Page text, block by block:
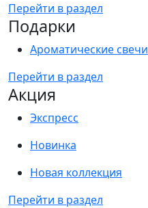
Перейти в раздел
Подарки
Ароматические свечи
Перейти в раздел
Акция
Экспресс
Новинка
Новая коллекция
Перейти в раздел